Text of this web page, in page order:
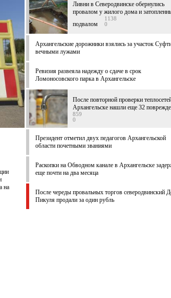
на
Ливни в Северодвинске обернулись
провалом у жилого дома и
подвалом
1138
0
Архангельские дорожники взялись за участок
вечными лужами
Ревизия развеяла надежду о сдаче в срок
Ломоносовского парка в Архангельске
После повторной проверки
Архангельске нашли еще 32
859
0
Президент отметил двух педагогов Архангельской
области почетными званиями
Раскопки на Обводном канале в Архангельске
еще почти на два месяца
После череды провальных торгов северодвинский
Пикуля продали за один рубль